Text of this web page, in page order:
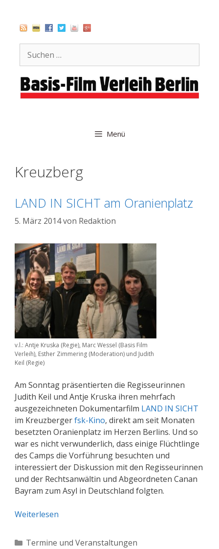
springen
nach:
Menü
Kreuzberg
LAND IN SICHT am Oranienplatz
5. März 2014von Redaktion
v.l.: Antje Kruska (Regie), Marc Wessel (Basis Film
Verleih), Esther Zimmering (Moderation) und Judith
Keil (Regie)
Am Sonntag präsentierten die Regisseurinnen
Judith Keil und Antje Kruska ihren mehrfach
ausgezeichneten Dokumentarfilm LAND IN SICHT
im Kreuzbergerfsk-Kino, direkt am seit Monaten
besetzten Oranienplatz im Herzen Berlins. Und so
war es nicht verwunderlich, dass einige Flüchtlinge
des Camps die Vorführung besuchten und
interessiert der Diskussion mit den Regisseurinnen
und der Rechtsanwältin und Abgeordneten Canan
Bayram zum Asyl in Deutschland folgten.
Weiterlesen
Kategorien
Termine und Veranstaltungen